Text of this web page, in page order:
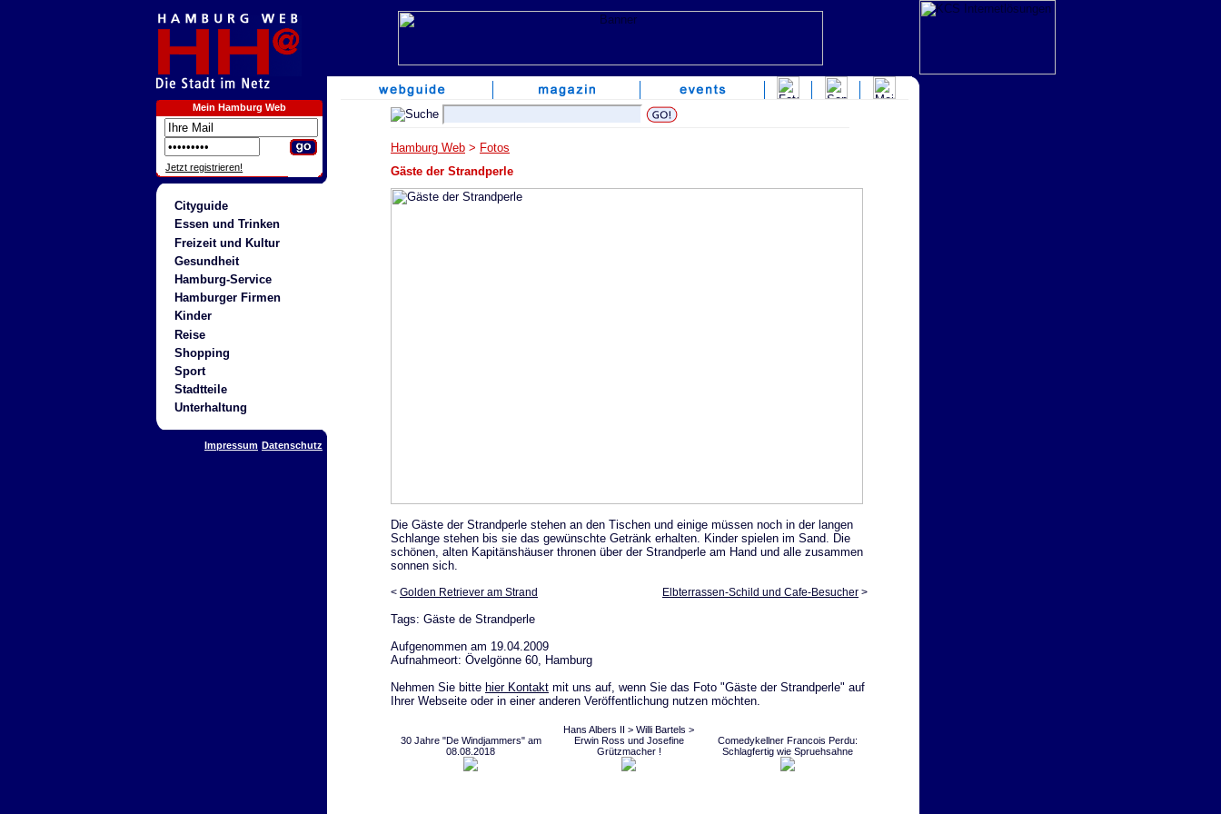
Mein Hamburg Web
Jetzt registrieren!
Cityguide
Essen und Trinken
Freizeit und Kultur
Gesundheit
Hamburg-Service
Hamburger Firmen
Kinder
Reise
Shopping
Sport
Stadtteile
Unterhaltung
Impressum Datenschutz
Hamburg Web > Fotos
Gäste der Strandperle
Die Gäste der Strandperle stehen an den Tischen und einige müssen noch in der langen
Schlange stehen bis sie das gewünschte Getränk erhalten. Kinder spielen im Sand. Die
schönen, alten Kapitänshäuser thronen über der Strandperle am Hand und alle zusammen
sonnen sich.
< Golden Retriever am Strand Elbterrassen-Schild und Cafe-Besucher >
Tags: Gäste de Strandperle
Aufgenommen am 19.04.2009
Aufnahmeort: Övelgönne 60, Hamburg
Nehmen Sie bitte hier Kontakt mit uns auf, wenn Sie das Foto "Gäste der Strandperle" auf
Ihrer Webseite oder in einer anderen Veröffentlichung nutzen möchten.
30 Jahre "De Windjammers" am
08.08.2018
Hans Albers II > Willi Bartels >
Erwin Ross und Josefine
Grützmacher !
Comedykellner Francois Perdu:
Schlagfertig wie Spruehsahne